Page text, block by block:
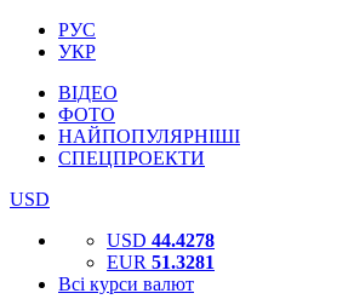
РУС
УКР
ВІДЕО
ФОТО
НАЙПОПУЛЯРНІШІ
СПЕЦПРОЕКТИ
USD
USD 44.4278
EUR 51.3281
Всі курси валют